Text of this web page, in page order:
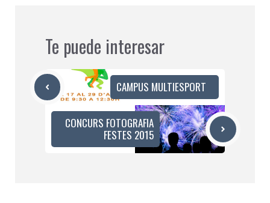
Te puede interesar
CAMPUS MULTIESPORT
CONCURS FOTOGRAFIA
FESTES 2015